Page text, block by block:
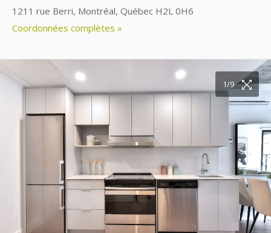
1211 rue Berri, Montréal, Québec H2L 0H6
Coordonnées complètes »
1/9
2/9
3/9
4/9
5/9
6/9
7/9
8/9
9/9